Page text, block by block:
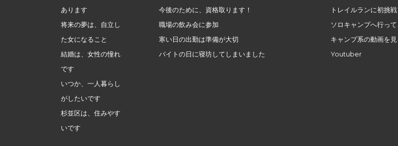
あります
将来の夢は、自立し
た女になること
結婚は、女性の憧れ
です
いつか、一人暮らし
がしたいです
杉並区は、住みやす
いです
今後のために、資格取ります！
職場の飲み会に参加
寒い日の出勤は準備が大切
バイトの日に寝坊してしまいました
トレイルランに初挑戦
ソロキャンプへ行っ
キャンプ系の動画を
Youtuber